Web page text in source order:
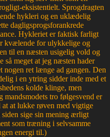
eksistentielt. Sprogdragten
hykleri og en uklædelig
dagligsprogsforankrede
Hykleriet er faktisk farligt
kvælende for ulykkelige og
til en næsten usigelig vold og
så meget at jeg næsten hader
nogen ret længe ad gangen. Den
i en ytring sidder inde med et
kolde klinge, men
mandsmodets tro følgesvend er
at lukke røven med vigtige
sige sin mening ærligt
som træning i selvsamme
energi til.)